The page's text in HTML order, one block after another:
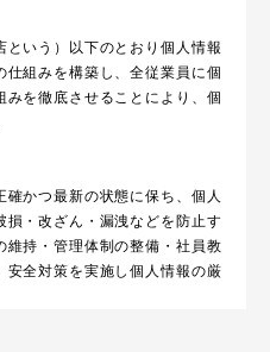
いう）以下のとおり個人情報
組みを構築し、全従業員に個
みを徹底させることにより、個
かつ最新の状態に保ち、個人
損・改ざん・漏洩などを防止す
維持・管理体制の整備・社員教
安全対策を実施し個人情報の厳